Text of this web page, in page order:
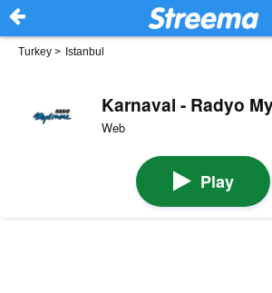
Turkey > Istanbul
Karnaval - Radyo
Web
Play